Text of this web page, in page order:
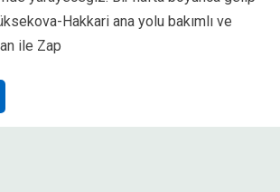
Hakkari ana yolu bakımlı ve
ile Zap